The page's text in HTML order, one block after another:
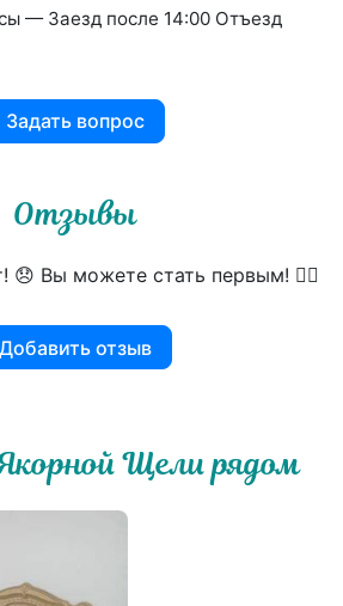
— Заезд после 14:00 Отъезд
Задать вопрос
Отзывы
😞 Вы можете стать первым! 👍🏻
Добавить отзыв
Щели рядом